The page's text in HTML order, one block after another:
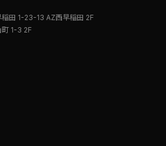
稲田 1-23-13 AZ西早稲田 2F
町 1-3 2F